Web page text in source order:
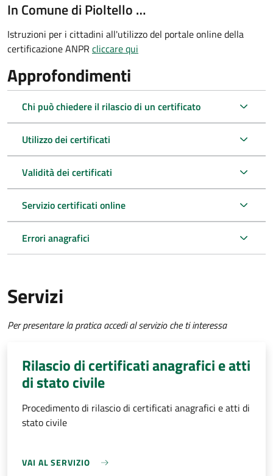
In Comune di Pioltello …
Istruzioni per i cittadini all'utilizzo del portale online della
certificazione ANPR cliccare qui
Approfondimenti
Chi può chiedere il rilascio di un certificato
Utilizzo dei certificati
Validità dei certificati
Servizio certificati online
Errori anagrafici
Servizi
Per presentare la pratica accedi al servizio che ti interessa
Rilascio di certificati anagrafici e atti
di stato civile
Procedimento di rilascio di certificati anagrafici e atti di
stato civile
VAI AL SERVIZIO